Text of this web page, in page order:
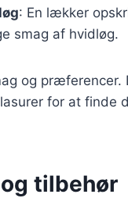
: En lækker
smag af hvidløg.
og præferencer.
for at finde
tilbehør